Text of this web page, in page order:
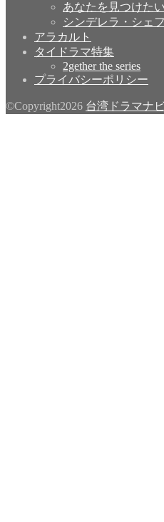
あなたを見つけたい
シンデレラ・シェフ
アラカルト
タイドラマ特集
2gether the series
プライバシーポリシー
©Copyright2026 台湾ドラマナ